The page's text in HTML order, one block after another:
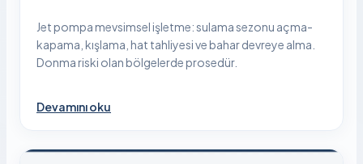
Jet pompa mevsimsel işletme: sulama sezonu açma-
kapama, kışlama, hat tahliyesi ve bahar devreye alma.
Donma riski olan bölgelerde prosedür.
Devamını oku